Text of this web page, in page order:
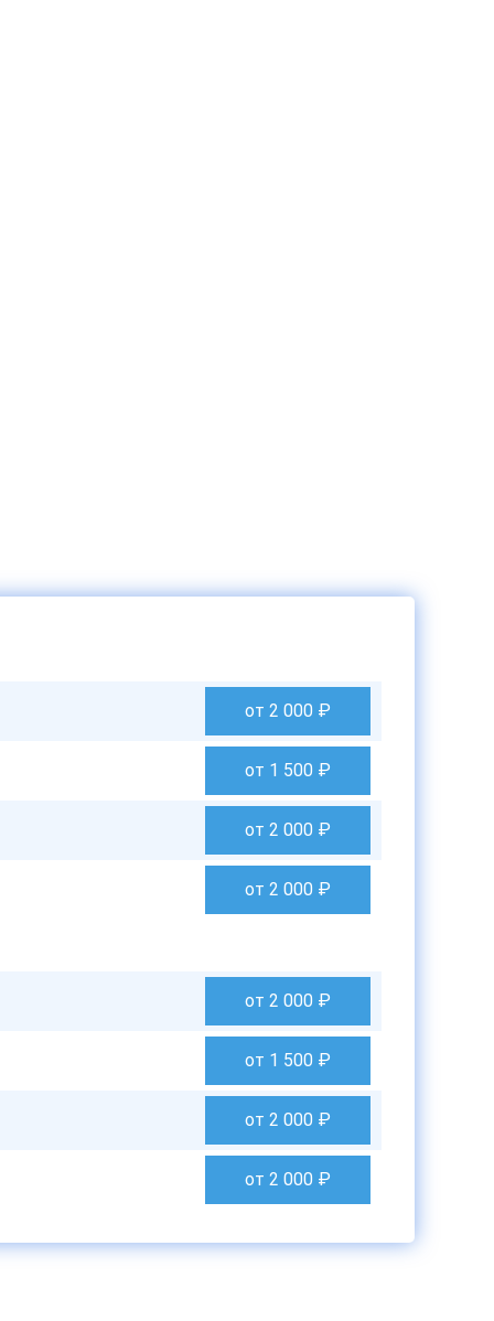
от 2 000 ₽
от 1 500 ₽
от 2 000 ₽
от 2 000 ₽
от 2 000 ₽
от 1 500 ₽
от 2 000 ₽
от 2 000 ₽